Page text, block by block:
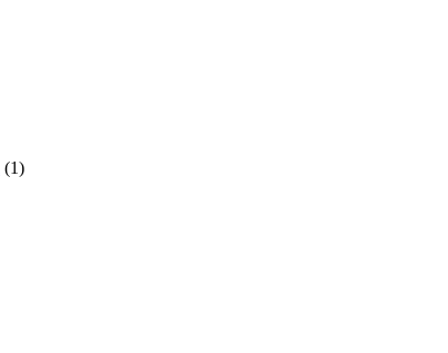
(1)